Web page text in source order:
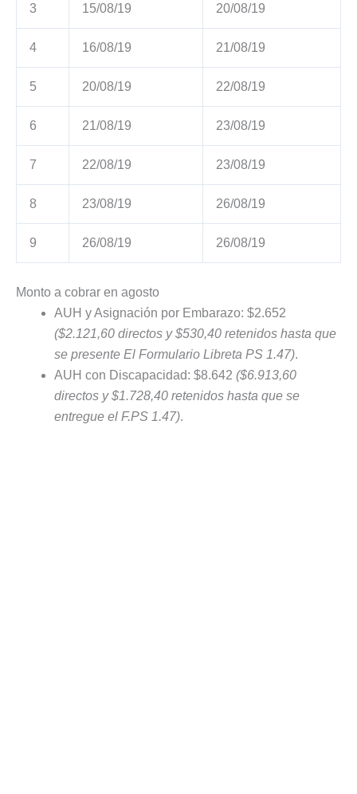
3 15/08/19 20/08/19
4 16/08/19 21/08/19
5 20/08/19 22/08/19
6 21/08/19 23/08/19
7 22/08/19 23/08/19
8 23/08/19 26/08/19
9 26/08/19 26/08/19
Monto a cobrar en agosto
AUH y Asignación por Embarazo: $2.652
($2.121,60 directos y $530,40 retenidos hasta que
se presente El Formulario Libreta PS 1.47).
AUH con Discapacidad: $8.642 ($6.913,60
directos y $1.728,40 retenidos hasta que se
entregue el F.PS 1.47).